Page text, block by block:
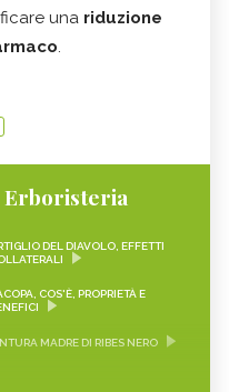
una riduzione
.
Erboristeria
DEL DIAVOLO, EFFETTI
COS'È, PROPRIETÀ E
MADRE DI RIBES NERO